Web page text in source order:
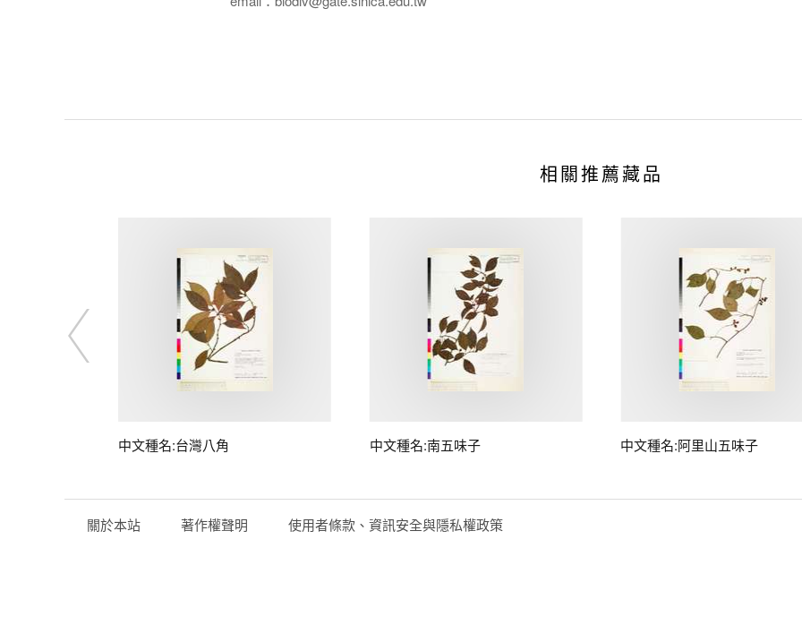
相關推薦藏品
中文種名:台灣八角 中文種名:南五味子 中文種名:阿里山五味子
關於本站 著作權聲明 使用者條款、資訊安全與隱私權政策